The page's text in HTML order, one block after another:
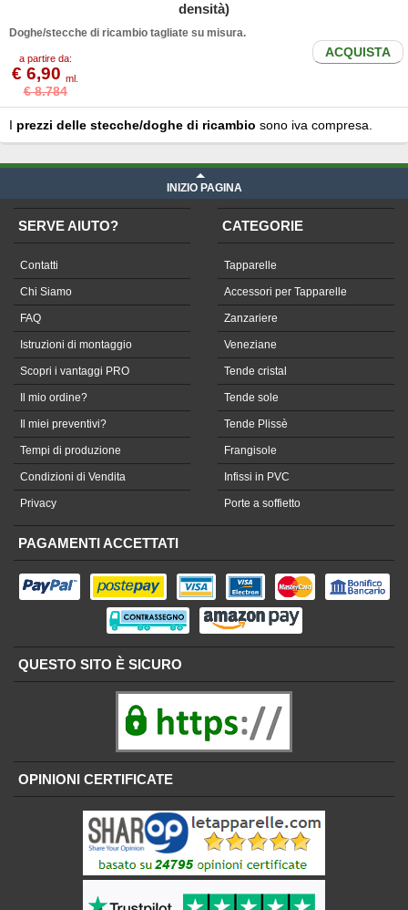
densità)
Doghe/stecche di ricambio tagliate su misura.
a partire da:
€ 6,90 ml.
€ 8.784
ACQUISTA
I prezzi delle stecche/doghe di ricambio sono iva compresa.
INIZIO PAGINA
SERVE AIUTO?
Contatti
Chi Siamo
FAQ
Istruzioni di montaggio
Scopri i vantaggi PRO
Il mio ordine?
Il miei preventivi?
Tempi di produzione
Condizioni di Vendita
Privacy
CATEGORIE
Tapparelle
Accessori per Tapparelle
Zanzariere
Veneziane
Tende cristal
Tende sole
Tende Plissè
Frangisole
Infissi in PVC
Porte a soffietto
PAGAMENTI ACCETTATI
QUESTO SITO È SICURO
OPINIONI CERTIFICATE